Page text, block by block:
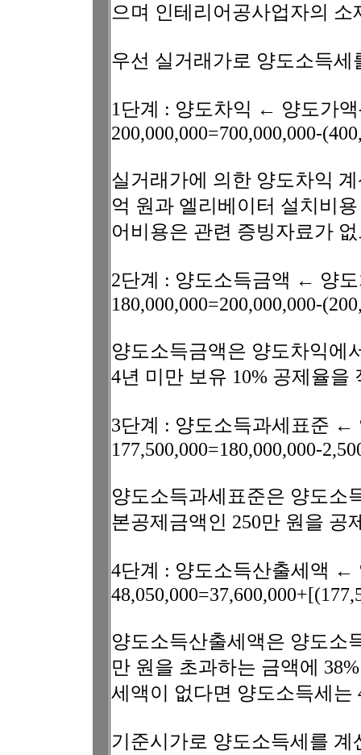
으며 인테리어공사업자의
우선 실거래가로 양도소득
1단계 : 양도차익 ← 양도가
200,000,000=700,000,000-
실거래가에 의한 양도차익
억 원과 엘리베이터 설치비
어비용은 관련 증빙자료가
2단계 : 양도소득금액 ← 양
180,000,000=200,000,000-
양도소득금액은 양도차익에
4년 미만 보유 10% 공제율을
3단계 : 양도소득과세표준 ←
177,500,000=180,000,000-
양도소득과세표준은 양도소
본공제금액인 250만 원을 공
4단계 : 양도소득산출세액 ←
양도소득산출세액은 양도소
만 원을 초과하는 금액에
세액이 없다면 양도소득세는
기준시가로 양도소득세를 계